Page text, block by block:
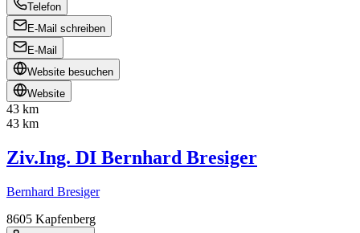
Telefon
E-Mail schreiben
E-Mail
Website besuchen
Website
43 km
43 km
Ziv.Ing. DI Bernhard Bresiger
Bernhard Bresiger
8605 Kapfenberg